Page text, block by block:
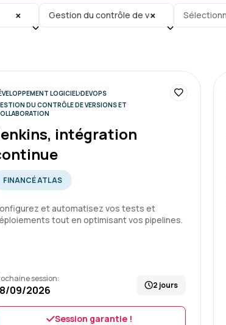
formateur impec, outils au
Formation : Git - Gestion du
× Sous-sous-catégorie ×
Gestion du contrôle de versions et
Tag
LOGICIEL DEVOPS
DU CONTRÔLE DE VERSIONS ET
intégration
FINANCÉ ATLAS
et automatisez vos tests et
tout en optimisant vos pipelines.
session:
09/2026 2 jours
Session garantie !